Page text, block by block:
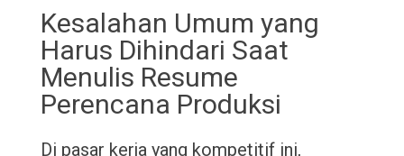
Kesalahan Umum yang
Harus Dihindari Saat
Menulis Resume
Perencana Produksi
Di pasar kerja yang kompetitif ini,